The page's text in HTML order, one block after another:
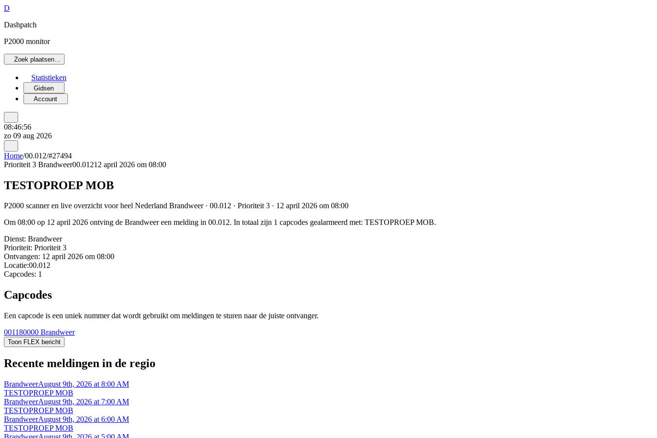
D
Dashpatch
P2000 monitor
Zoek plaatsen…
Statistieken
Gidsen
Account
08:46:56
zo 09 aug 2026
Home/00.012/#27494
Prioriteit 3 Brandweer00.01212 april 2026 om 08:00
TESTOPROEP MOB
P2000 scanner en live overzicht voor heel Nederland Brandweer · 00.012 · Prioriteit 3 · 12 april 2026 om 08:00
Om 08:00 op 12 april 2026 ontving de Brandweer een melding in 00.012. In totaal zijn 1 capcodes gealarmeerd met: TESTOPROEP MOB.
Dienst: Brandweer
Prioriteit: Prioriteit 3
Ontvangen: 12 april 2026 om 08:00
Locatie:00.012
Capcodes: 1
Capcodes
Een capcode is een uniek nummer dat wordt gebruikt om meldingen te sturen naar de juiste ontvanger.
001180000 Brandweer
Toon FLEX bericht
Recente meldingen in de regio
BrandweerAugust 9th, 2026 at 8:00 AM
TESTOPROEP MOB
BrandweerAugust 9th, 2026 at 7:00 AM
TESTOPROEP MOB
BrandweerAugust 9th, 2026 at 6:00 AM
TESTOPROEP MOB